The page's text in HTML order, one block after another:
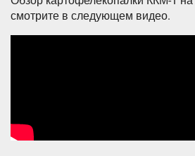
смотрите в следующем видео.